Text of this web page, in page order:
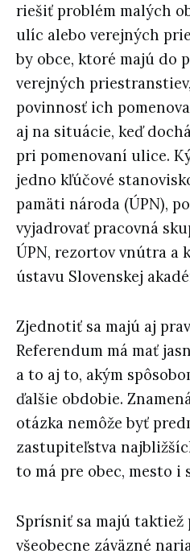
riešiť problém malých
ulíc alebo verejných
by obce, ktoré majú do
verejných
povinnosť ich
aj na situácie, keď
pri pomenovaní ulice.
jedno kľúčové
pamäti národa (ÚPN),
vyjadrovať pracovná
ÚPN, rezortov vnútra a
ústavu Slovenskej
Zjednotiť sa majú aj
Referendum má mať
a to aj to, akým
ďalšie obdobie.
otázka nemôže byť
zastupiteľstva
to má pre obec, mesto i
Sprísniť sa majú taktiež
všeobecne záväzné